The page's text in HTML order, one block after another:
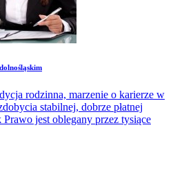
rodzinna, marzenie o karierze w
stabilnej, dobrze płatnej
jest oblegany przez tysiące